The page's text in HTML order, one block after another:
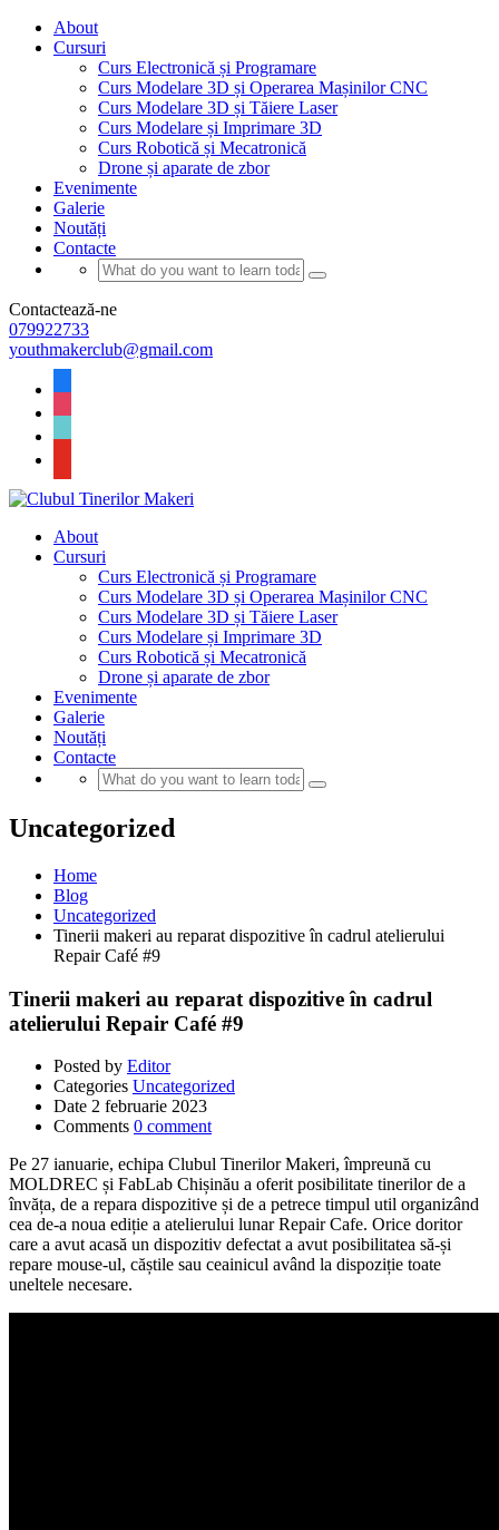
About
Cursuri
Curs Electronică și Programare
Curs Modelare 3D și Operarea Mașinilor CNC
Curs Modelare 3D și Tăiere Laser
Curs Modelare și Imprimare 3D
Curs Robotică și Mecatronică
Drone și aparate de zbor
Evenimente
Galerie
Noutăți
Contacte
Contactează-ne
079922733
youthmakerclub@gmail.com
About
Cursuri
Curs Electronică și Programare
Curs Modelare 3D și Operarea Mașinilor CNC
Curs Modelare 3D și Tăiere Laser
Curs Modelare și Imprimare 3D
Curs Robotică și Mecatronică
Drone și aparate de zbor
Evenimente
Galerie
Noutăți
Contacte
Uncategorized
Home
Blog
Uncategorized
Tinerii makeri au reparat dispozitive în cadrul atelierului
Repair Café #9
Tinerii makeri au reparat dispozitive în cadrul
atelierului Repair Café #9
Posted by Editor
Categories Uncategorized
Date 2 februarie 2023
Comments 0 comment
Pe 27 ianuarie, echipa Clubul Tinerilor Makeri, împreună cu
MOLDREC și FabLab Chișinău a oferit posibilitate tinerilor de a
învăța, de a repara dispozitive și de a petrece timpul util organizând
cea de-a noua ediție a atelierului lunar Repair Cafe. Orice doritor
care a avut acasă un dispozitiv defectat a avut posibilitatea să-și
repare mouse-ul, căștile sau ceainicul având la dispoziție toate
uneltele necesare.